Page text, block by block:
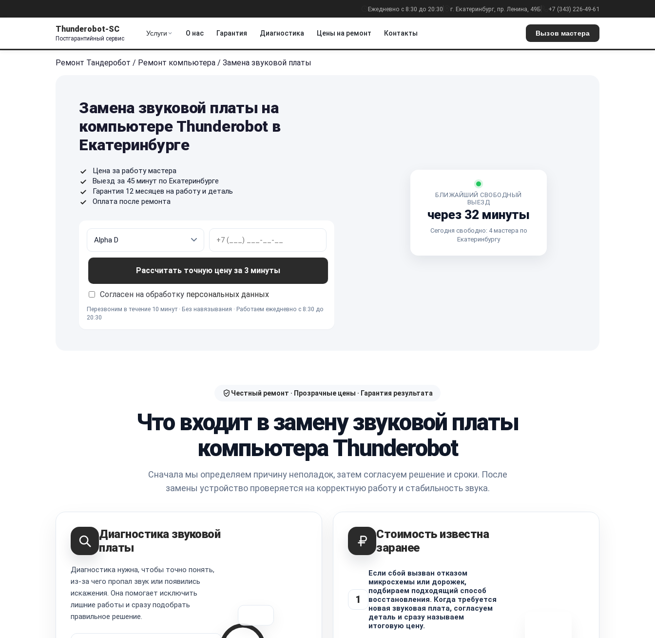
Ежедневно с 8:30 до 20:30 г. Екатеринбург, пр. Ленина, 49Б +7 (343) 226-49-61
Thunderobot-SC
Постгарантийный сервис
Услуги О нас Гарантия Диагностика Цены на ремонт Контакты Вызов мастера
Ремонт Тандеробот / Ремонт компьютера / Замена звуковой платы
Замена звуковой платы на
компьютере Thunderobot в
Екатеринбурге
Цена за работу мастера
Выезд за 45 минут по Екатеринбурге
Гарантия 12 месяцев на работу и деталь
Оплата после ремонта
Рассчитать точную цену за 3 минуты
Согласен на обработку персональных данных
Перезвоним в течение 10 минут · Без навязывания · Работаем ежедневно с 8:30 до
20:30
БЛИЖАЙШИЙ СВОБОДНЫЙ
ВЫЕЗД
через 32 минуты
Сегодня свободно: 4 мастера по
Екатеринбургу
Честный ремонт · Прозрачные цены · Гарантия результата
Что входит в замену звуковой платы
компьютера Thunderobot
Сначала мы определяем причину неполадок, затем согласуем решение и сроки. После
замены устройство проверяется на корректную работу и стабильность звука.
Диагностика звуковой
платы
Диагностика нужна, чтобы точно понять,
из-за чего пропал звук или появились
искажения. Она помогает исключить
лишние работы и сразу подобрать
правильное решение.
Стоимость известна
заранее
1
Если сбой вызван отказом
микросхемы или дорожек,
подбираем подходящий способ
восстановления. Когда требуется
новая звуковая плата, согласуем
деталь и сразу называем
итоговую цену.